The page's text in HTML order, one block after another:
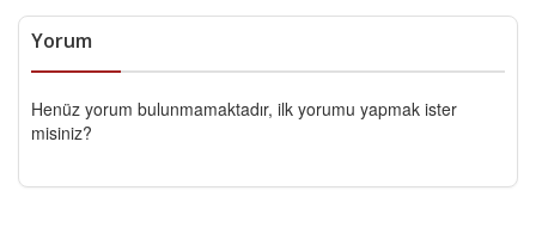
Yorum
Henüz yorum bulunmamaktadır, ilk yorumu yapmak ister
misiniz?